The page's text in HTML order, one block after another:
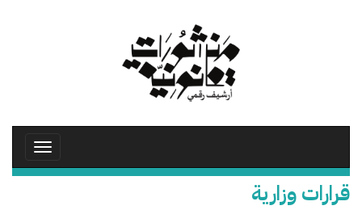
Toggle
قرارات وزارية